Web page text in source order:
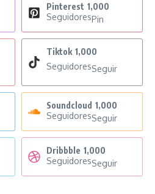
Pinterest 1,000
SeguidoresPin
Tiktok 1,000
SeguidoresSeguir
Soundcloud 1,000
SeguidoresSeguir
Dribbble 1,000
SeguidoresSeguir